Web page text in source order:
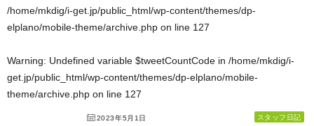
/home/mkdig/i-get.jp/public_html/wp-content/themes/dp-
elplano/mobile-theme/archive.php on line 127
Warning: Undefined variable $tweetCountCode in /home/mkdig/i-
get.jp/public_html/wp-content/themes/dp-elplano/mobile-
theme/archive.php on line 127
2023年5月1日 スタッフ日記